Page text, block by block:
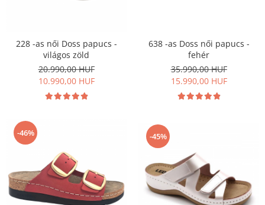
228 -as női Doss papucs -
világos zöld
20.990,00 HUF
10.990,00 HUF
638 -as Doss női papucs -
fehér
35.990,00 HUF
15.990,00 HUF
-46% -45%